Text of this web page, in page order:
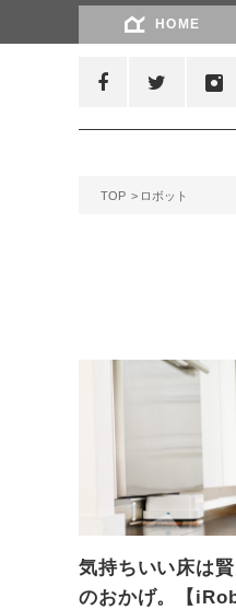
HOME
TOP ロボット
気持ちいい床は
のおかげ。【